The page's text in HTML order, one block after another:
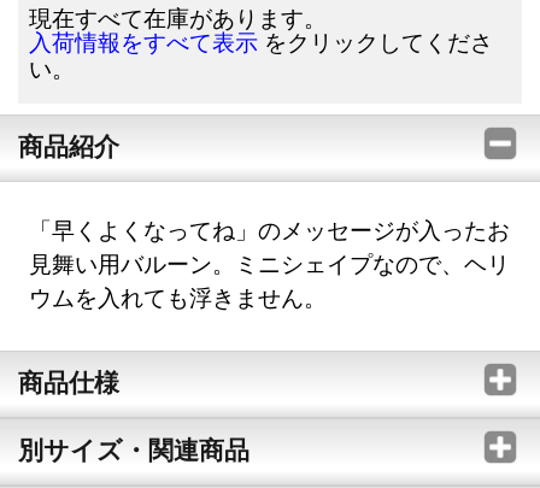
現在すべて在庫があります。
入荷情報をすべて表示 をクリックしてくださ
い。
商品紹介
「早くよくなってね」のメッセージが入ったお
見舞い用バルーン。ミニシェイプなので、ヘリ
ウムを入れても浮きません。
商品仕様
別サイズ・関連商品